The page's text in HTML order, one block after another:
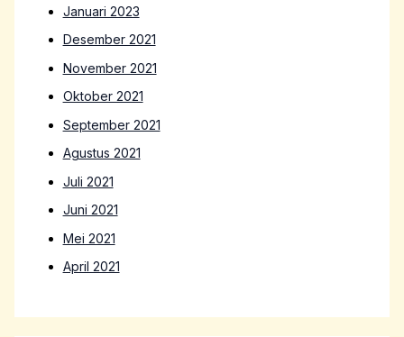
Januari 2023
Desember 2021
November 2021
Oktober 2021
September 2021
Agustus 2021
Juli 2021
Juni 2021
Mei 2021
April 2021